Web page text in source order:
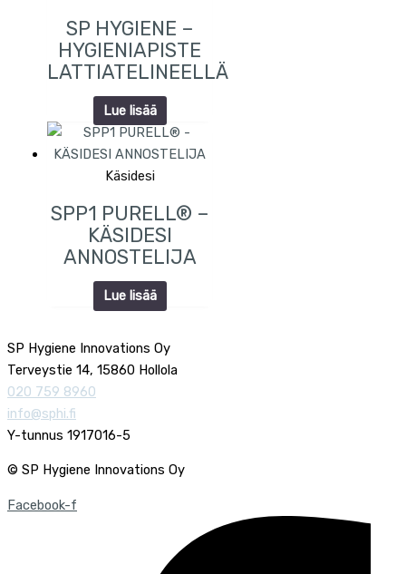
SP HYGIENE –
HYGIENIAPISTE
LATTIATELINEELLÄ
Lue lisää
Käsidesi
SPP1 PURELL® –
KÄSIDESI
ANNOSTELIJA
Lue lisää
SP Hygiene Innovations Oy
Terveystie 14, 15860 Hollola
020 759 8960
info@sphi.fi
Y-tunnus 1917016-5
© SP Hygiene Innovations Oy
Facebook-f